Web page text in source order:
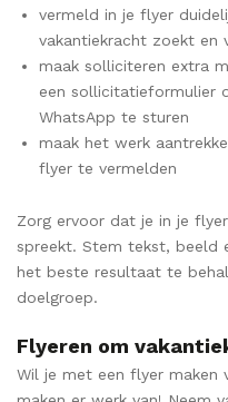
vermeld in je flyer
vakantiekracht zoekt en
maak solliciteren extra
een sollicitatieformulier
WhatsApp te sturen
maak het werk
flyer te vermelden
Zorg ervoor dat je in je
spreekt. Stem tekst, beeld
het beste resultaat te
doelgroep.
Flyeren om
Wil je met een flyer maken